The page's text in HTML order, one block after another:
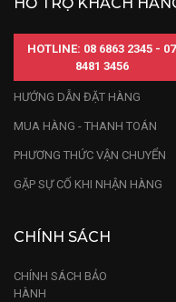
HOTLINE: 08 6863 2345 - 07
8481 3456
HƯỚNG DẪN ĐẶT HÀNG
MUA HÀNG - THANH TOÁN
PHƯƠNG THỨC VẬN CHUYỂN
GẶP SỰ CỐ KHI NHẬN HÀNG
CHÍNH SÁCH
CHÍNH SÁCH BẢO
HÀNH